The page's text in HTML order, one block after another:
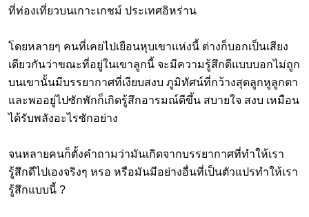
ที่ท่องเที่ยวบนเกาะเกชม์ ประเทศอิหร่าน
โดยหลายๆ คนที่เคยไปเยือนหุบเขาแห่งนี้ ต่างก็บอกเป็นเสียง
เดียวกันว่าขณะที่อยู่ในเขาลูกนี้ จะมีความรู้สึกดีแบบบอกไม่ถูก
บนเขานั้นมีบรรยากาศที่เงียบสงบ ภูมิทัศน์ที่กว้างสุดลูกหูลูกตา
และพออยู่ไปซักพักก็เกิดรู้สึกอารมณ์ดีขึ้น สบายใจ สงบ เหมือน
ได้รับพลังอะไรซักอย่าง
จนหลายคนก็ตั้งคำถามว่ามันเกิดจากบรรยากาศที่ทำให้เรา
รู้สึกดีไปเองจริงๆ หรอ หรือมันมีอย่างอื่นที่เป็นตัวแปรทำให้เรา
รู้สึกแบบนี้ ?